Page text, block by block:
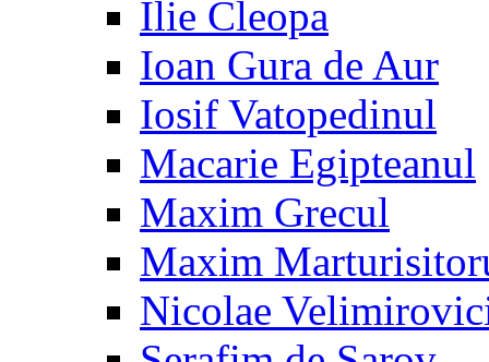
Ilie Cleopa
Ioan Gura de Aur
Iosif Vatopedinul
Macarie Egipteanul
Maxim Grecul
Maxim
Nicolae